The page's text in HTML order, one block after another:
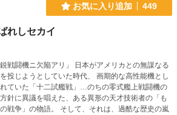
お気に入り追加 449
しセカイ
鋭戦闘機ニ欠陥アリ」 日本がアメリカとの無謀なる
投じようとしていた時代、 画期的な高性能機とし
ていた「十二試艦戦」…のちの零式艦上戦闘機の
針に異議を唱えた、ある異形の天才技術者の「も
戦争」の物語。 そして、それは、過酷な歴史の嵐